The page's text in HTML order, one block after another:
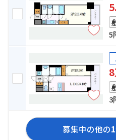
5
3
募集中の他の1